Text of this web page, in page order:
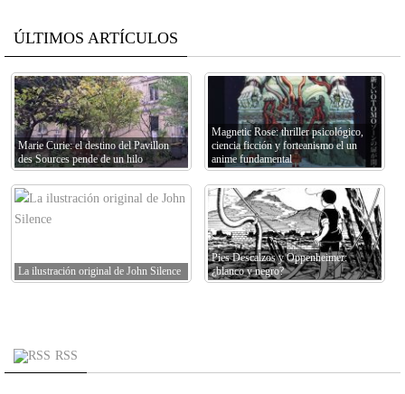
ÚLTIMOS ARTÍCULOS
Marie Curie: el destino del Pavillon
des Sources pende de un hilo
Magnetic Rose: thriller psicológico,
ciencia ficción y forteanismo el un
anime fundamental
La ilustración original de John Silence
Pies Descalzos y Oppenheimer:
¿blanco y negro?
RSS